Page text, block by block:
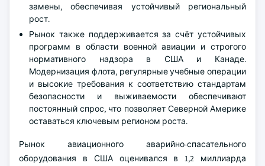
замены, обеспечивая устойчивый региональный
рост.
Рынок также поддерживается за счёт устойчивых
программ в области военной авиации и строгого
нормативного надзора в США и Канаде.
Модернизация флота, регулярные учебные операции
и высокие требования к соответствию стандартам
безопасности и выживаемости обеспечивают
постоянный спрос, что позволяет Северной Америке
оставаться ключевым регионом роста.
Рынок авиационного аварийно-спасательного
оборудования в США оценивался в 1,2 миллиарда